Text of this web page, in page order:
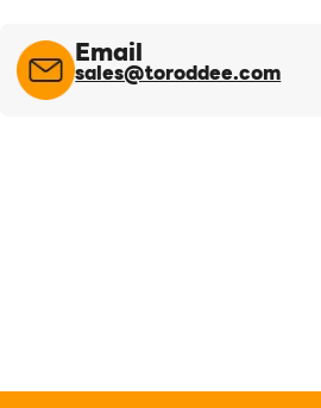
Email
sales@toroddee.com